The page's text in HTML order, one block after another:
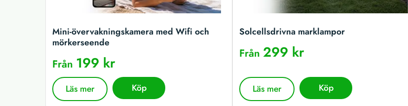
Mini-övervakningskamera med Wifi och
mörkerseende
Från 199 kr
Läs mer Köp
Solcellsdrivna marklampor
Från299 kr
Läs mer Köp